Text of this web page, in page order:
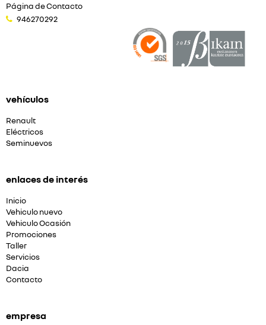
Página de Contacto
946270292
vehículos
Renault
Eléctricos
Seminuevos
enlaces de interés
Inicio
Vehiculo nuevo
Vehiculo Ocasión
Promociones
Taller
Servicios
Dacia
Contacto
empresa